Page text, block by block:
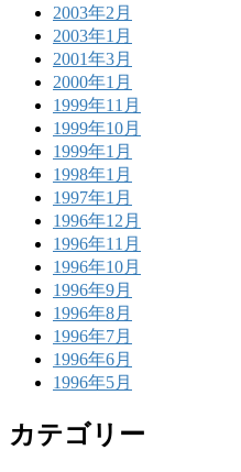
2003年2月
2003年1月
2001年3月
2000年1月
1999年11月
1999年10月
1999年1月
1998年1月
1997年1月
1996年12月
1996年11月
1996年10月
1996年9月
1996年8月
1996年7月
1996年6月
1996年5月
カテゴリー